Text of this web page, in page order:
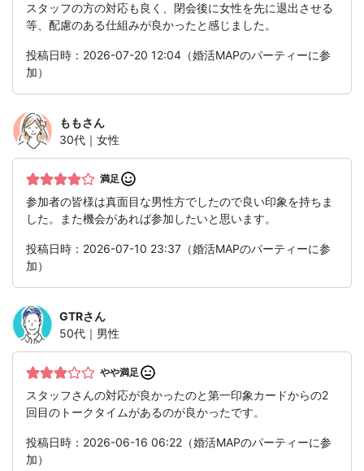
スタッフの方の対応も良く、閉会後に女性を先に退出させる
等、配慮のある仕組みが良かったと感じました。
投稿日時：2026-07-20 12:04（婚活MAPのパーティーに参
加）
ももさん
30代｜女性
満足
参加者の皆様は真面目な男性方でしたので良い印象を持ちま
した。また機会があれば参加したいと思います。
投稿日時：2026-07-10 23:37（婚活MAPのパーティーに参
加）
GTRさん
50代｜男性
やや満足
スタッフさんの対応が良かったのと第一印象カードからの2
回目のトークタイムがあるのが良かったです。
投稿日時：2026-06-16 06:22（婚活MAPのパーティーに参
加）